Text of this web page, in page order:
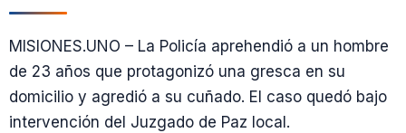
MISIONES.UNO – La Policía aprehendió a un hombre
de 23 años que protagonizó una gresca en su
domicilio y agredió a su cuñado. El caso quedó bajo
intervención del Juzgado de Paz local.